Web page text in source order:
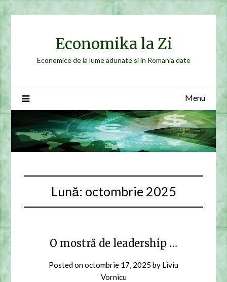
to
Economika la Zi
Economice de la lume adunate si in Romania date
Menu
Lună: octombrie 2025
O mostră de leadership …
Posted onoctombrie 17, 2025 by Liviu
Vornicu